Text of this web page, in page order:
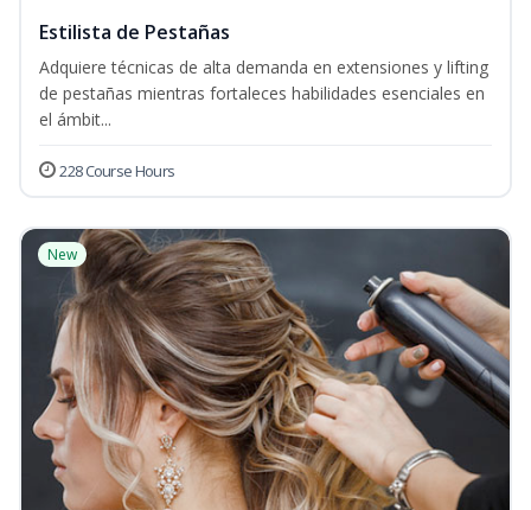
Estilista de Pestañas
Adquiere técnicas de alta demanda en extensiones y lifting
de pestañas mientras fortaleces habilidades esenciales en
el ámbit...
228 Course Hours
New